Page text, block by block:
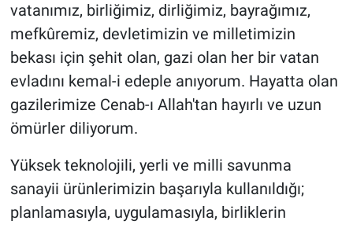
vatanımız, birliğimiz, dirliğimiz, bayrağımız,
mefkûremiz, devletimizin ve milletimizin
bekası için şehit olan, gazi olan her bir vatan
evladını kemal-i edeple anıyorum. Hayatta olan
gazilerimize Cenab-ı Allah'tan hayırlı ve uzun
ömürler diliyorum.
Yüksek teknolojili, yerli ve milli savunma
sanayii ürünlerimizin başarıyla kullanıldığı;
planlamasıyla, uygulamasıyla, birliklerin